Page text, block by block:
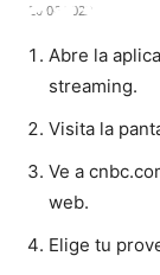
20.06.2022
Abre la
streaming.
Visita la
Ve a
web.
Elige tu